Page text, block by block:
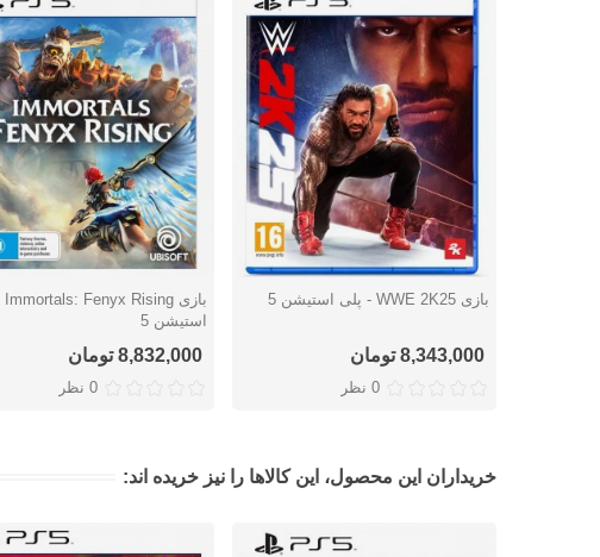
دوست داشتن بازی WWE 2K25 - پلی استیشن 5
8,343,000 تومان
0 نظر
دوست داشتن
استیشن 5
8,832,000 تومان
0 نظر
خریداران این محصول، این کالاها را نیز خریده اند: